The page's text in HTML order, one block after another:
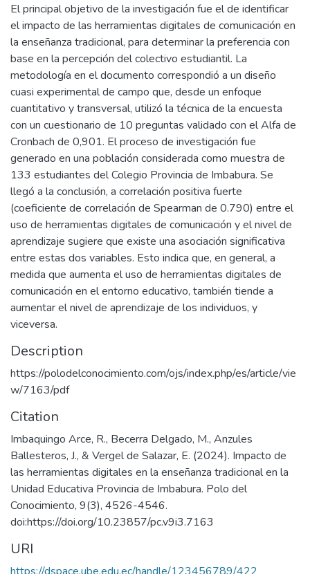
El principal objetivo de la investigación fue el de identificar
el impacto de las herramientas digitales de comunicación en
la enseñanza tradicional, para determinar la preferencia con
base en la percepción del colectivo estudiantil. La
metodología en el documento correspondió a un diseño
cuasi experimental de campo que, desde un enfoque
cuantitativo y transversal, utilizó la técnica de la encuesta
con un cuestionario de 10 preguntas validado con el Alfa de
Cronbach de 0,901. El proceso de investigación fue
generado en una población considerada como muestra de
133 estudiantes del Colegio Provincia de Imbabura. Se
llegó a la conclusión, a correlación positiva fuerte
(coeficiente de correlación de Spearman de 0.790) entre el
uso de herramientas digitales de comunicación y el nivel de
aprendizaje sugiere que existe una asociación significativa
entre estas dos variables. Esto indica que, en general, a
medida que aumenta el uso de herramientas digitales de
comunicación en el entorno educativo, también tiende a
aumentar el nivel de aprendizaje de los individuos, y
viceversa.
Description
https://polodelconocimiento.com/ojs/index.php/es/article/vie
w/7163/pdf
Citation
Imbaquingo Arce, R., Becerra Delgado, M., Anzules
Ballesteros, J., & Vergel de Salazar, E. (2024). Impacto de
las herramientas digitales en la enseñanza tradicional en la
Unidad Educativa Provincia de Imbabura. Polo del
Conocimiento, 9(3), 4526-4546.
doi:https://doi.org/10.23857/pc.v9i3.7163
URI